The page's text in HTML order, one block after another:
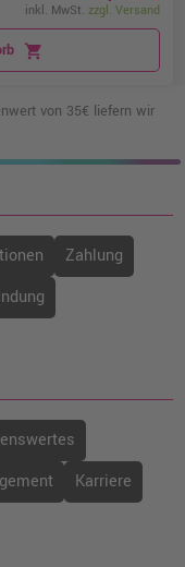
inkl. MwSt. zzgl. Versand
shopping_cart
von 35€ liefern wir
Zahlung
Karriere